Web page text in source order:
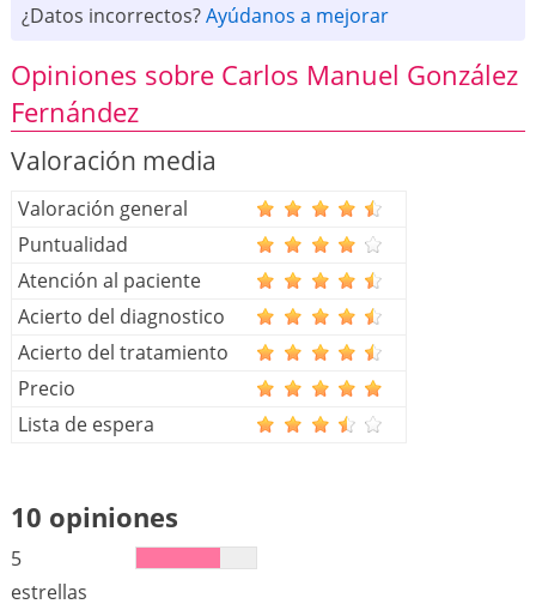
¿Datos incorrectos?Ayúdanos a mejorar
Opiniones sobre Carlos Manuel González
Fernández
Valoración media
Valoración general
Puntualidad
Atención al paciente
Acierto del diagnostico
Acierto del tratamiento
Precio
Lista de espera
10 opiniones
5
estrellas